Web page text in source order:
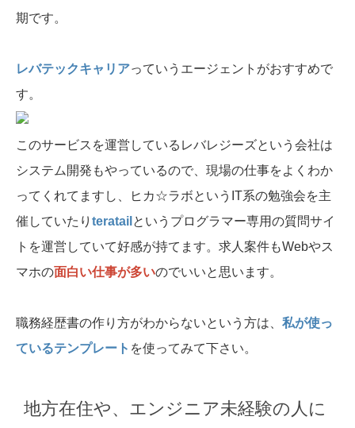
期です。
レバテックキャリアっていうエージェントがおすすめで
す。
このサービスを運営しているレバレジーズという会社は
システム開発もやっているので、現場の仕事をよくわか
ってくれてますし、ヒカ☆ラボというIT系の勉強会を主
催していたり teratail というプログラマー専用の質問サイ
トを運営していて好感が持てます。求人案件もWebやス
マホの面白い仕事が多いのでいいと思います。
職務経歴書の作り方がわからないという方は、 私が使っ
ているテンプレート を使ってみて下さい。
地方在住や、エンジニア未経験の人に